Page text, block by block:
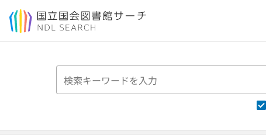
本文へ移動